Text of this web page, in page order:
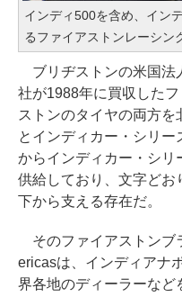
インディ500を含め、イン
るファイアストンレーシン
ブリヂストンの米国法
社が1988年に買収した
ストンのタイヤの両方
とインディカー・シリ
からインディカー・シリ
供給しており、文字どお
下から支える存在だ。
そのファイアストンブ
ericasは、インディアナ
界各地のディーラーなど